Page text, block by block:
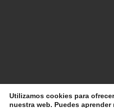
© 2026La Huella Digital–
Utilizamos cookies para
nuestra web. Puedes